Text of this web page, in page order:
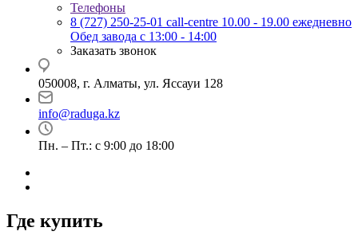
Телефоны
8 (727) 250-25-01 call-centre 10.00 - 19.00 ежедневно
Обед завода с 13:00 - 14:00
Заказать звонок
050008, г. Алматы, ул. Яссауи 128
info@raduga.kz
Пн. – Пт.: с 9:00 до 18:00
Где купить